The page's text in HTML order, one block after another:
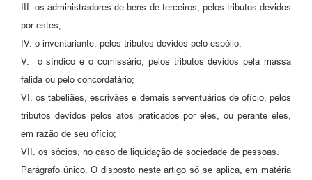
III. os administradores de bens de terceiros, pelos tributos devidos
por estes;
IV. o inventariante, pelos tributos devidos pelo espólio;
V. o síndico e o comissário, pelos tributos devidos pela massa
falida ou pelo concordatário;
VI. os tabeliães, escrivães e demais serventuários de ofício, pelos
tributos devidos pelos atos praticados por eles, ou perante eles,
em razão de seu ofício;
VII. os sócios, no caso de liquidação de sociedade de pessoas.
Parágrafo único. O disposto neste artigo só se aplica, em matéria